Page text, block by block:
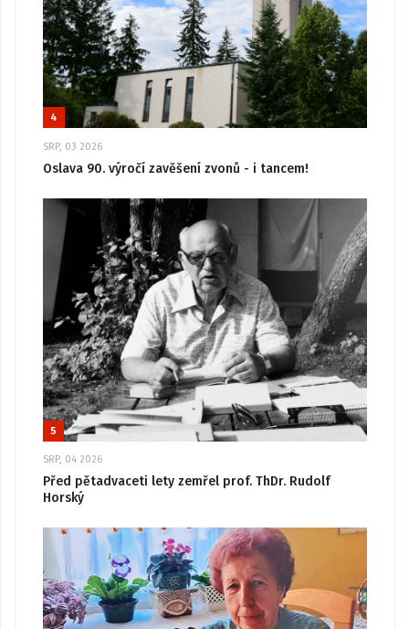
4
SRP, 03 2026
Oslava 90. výročí zavěšení zvonů - i tancem!
5
SRP, 04 2026
Před pětadvaceti lety zemřel prof. ThDr. Rudolf
Horský